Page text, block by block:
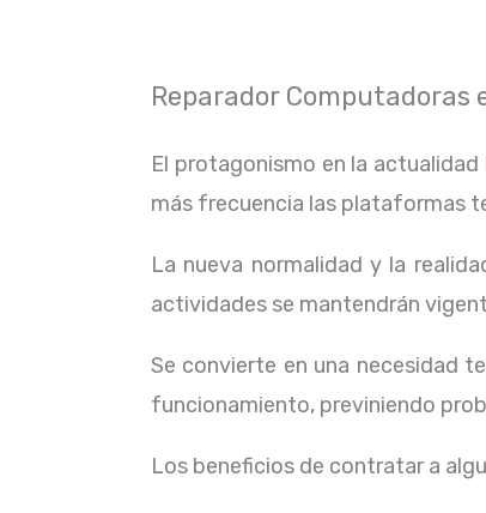
Reparador Computadoras
El protagonismo en la
más frecuencia las plataformas
La nueva normalidad y la
actividades se mantendrán
Se convierte en una necesidad
funcionamiento, previniendo
Los beneficios de contratar a